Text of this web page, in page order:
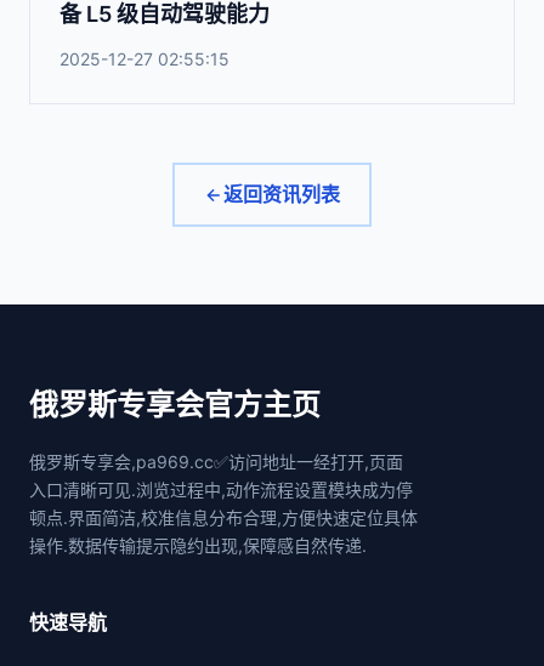
备 L5 级自动驾驶能力
2025-12-27 02:55:15
返回资讯列表
俄罗斯专享会官方主页
俄罗斯专享会,pa969.cc✅访问地址一经打开,页面
入口清晰可见.浏览过程中,动作流程设置模块成为停
顿点.界面简洁,校准信息分布合理,方便快速定位具体
操作.数据传输提示隐约出现,保障感自然传递.
快速导航